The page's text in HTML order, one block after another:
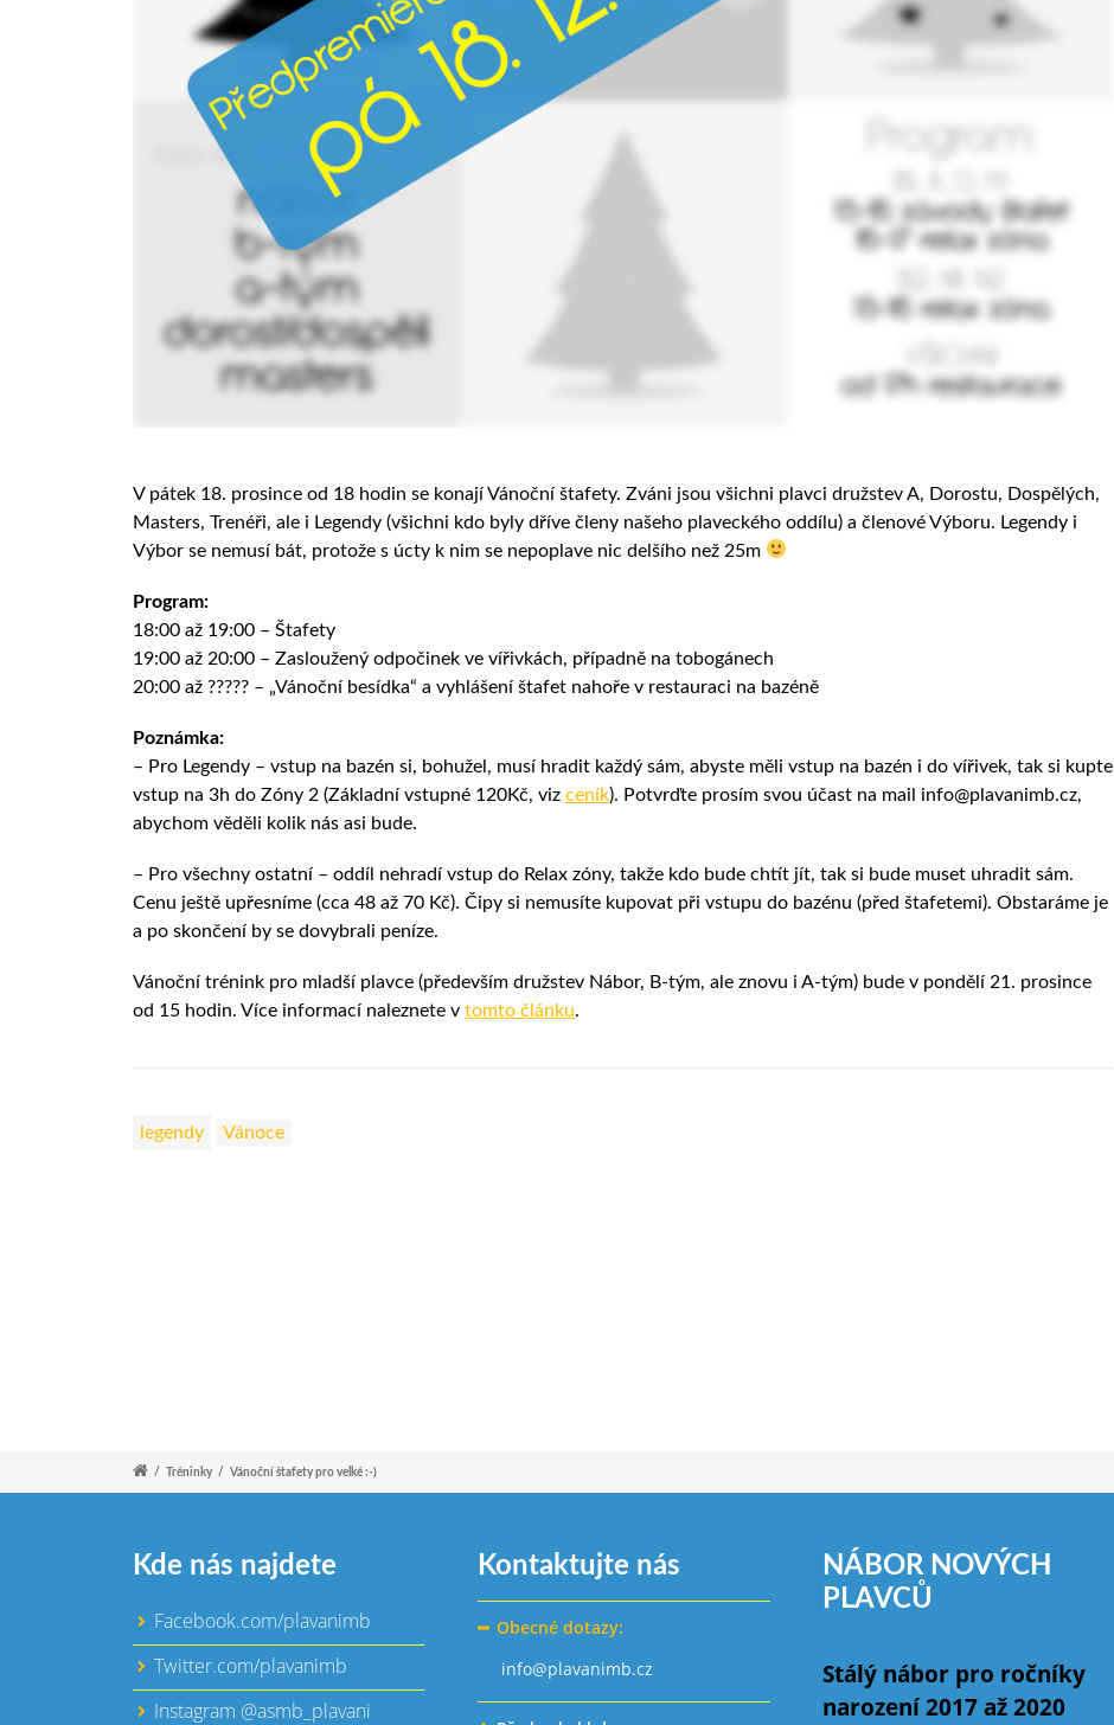
V pátek 18. prosince od 18 hodin se konají Vánoční štafety. Zváni jsou všichni plavci družstev A, Dorostu, Dospělých,
Masters, Trenéři, ale i Legendy (všichni kdo byly dříve členy našeho plaveckého oddílu) a členové Výboru. Legendy i
Výbor se nemusí bát, protože s úcty k nim se nepoplave nic delšího než 25m
Program:
18:00 až 19:00 – Štafety
19:00 až 20:00 – Zasloužený odpočinek ve vířivkách, případně na tobogánech
20:00 až ????? – „Vánoční besídka“ a vyhlášení štafet nahoře v restauraci na bazéně
Poznámka:
– Pro Legendy – vstup na bazén si, bohužel, musí hradit každý sám, abyste měli vstup na bazén i do vířivek, tak si kupte
vstup na 3h do Zóny 2 (Základní vstupné 120Kč, viz ceník). Potvrďte prosím svou účast na mail info@plavanimb.cz,
abychom věděli kolik nás asi bude.
– Pro všechny ostatní – oddíl nehradí vstup do Relax zóny, takže kdo bude chtít jít, tak si bude muset uhradit sám.
Cenu ještě upřesníme (cca 48 až 70 Kč). Čipy si nemusíte kupovat při vstupu do bazénu (před štafetemi). Obstaráme je
a po skončení by se dovybrali peníze.
Vánoční trénink pro mladší plavce (především družstev Nábor, B-tým, ale znovu i A-tým) bude v pondělí 21. prosince
od 15 hodin. Více informací naleznete v tomto článku.
legendy Vánoce
/ Tréninky / Vánoční štafety pro velké :-)
Kde nás najdete
Facebook.com/plavanimb
Twitter.com/plavanimb
Instagram @asmb_plavani
Kontaktujte nás
Obecné dotazy:
info@plavanimb.cz
NÁBOR NOVÝCH
PLAVCŮ
Stálý nábor pro ročníky
narození 2017 až 2020